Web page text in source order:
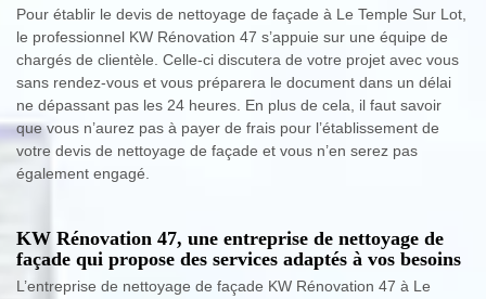
Pour établir le devis de nettoyage de façade à Le Temple Sur Lot,
le professionnel KW Rénovation 47 s’appuie sur une équipe de
chargés de clientèle. Celle-ci discutera de votre projet avec vous
sans rendez-vous et vous préparera le document dans un délai
ne dépassant pas les 24 heures. En plus de cela, il faut savoir
que vous n’aurez pas à payer de frais pour l’établissement de
votre devis de nettoyage de façade et vous n’en serez pas
également engagé.
KW Rénovation 47, une entreprise de nettoyage de
façade qui propose des services adaptés à vos besoins
L’entreprise de nettoyage de façade KW Rénovation 47 à Le